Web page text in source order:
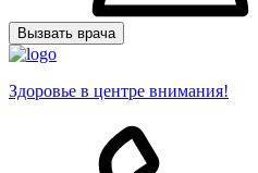
Вызвать врача
Здоровье в центре внимания!